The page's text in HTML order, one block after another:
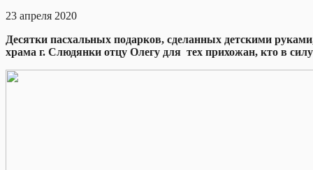
23 апреля 2020
Десятки пасхальных подарков, сделанных детскими
храма г. Слюдянки отцу Олегу для тех прихожан, кто в